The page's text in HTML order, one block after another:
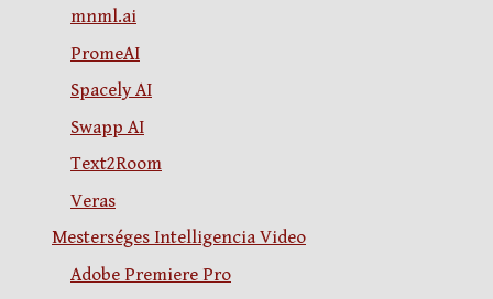
mnml.ai
PromeAI
Spacely AI
Swapp AI
Text2Room
Veras
Mesterséges Intelligencia Video
Adobe Premiere Pro